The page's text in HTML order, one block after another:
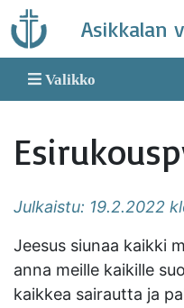
Skip
to
content
Asikkalan
Valikko
Julkaistu: 19.2.2022
Jeesus siunaa kaikki
anna meille kaikille
kaikkea sairautta ja